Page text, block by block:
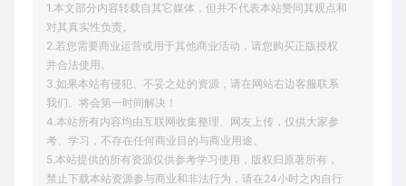
1.本文部分内容转载自其它媒体，但并不代表本站赞同其观点和
对其真实性负责。
2.若您需要商业运营或用于其他商业活动，请您购买正版授权
并合法使用。
3.如果本站有侵犯、不妥之处的资源，请在网站右边客服联系
我们。将会第一时间解决！
4.本站所有内容均由互联网收集整理、网友上传，仅供大家参
考、学习，不存在任何商业目的与商业用途。
5.本站提供的所有资源仅供参考学习使用，版权归原著所有，
禁止下载本站资源参与商业和非法行为，请在24小时之内自行